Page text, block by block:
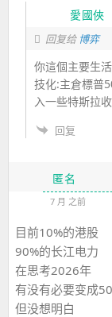
愛國俠
回复给 博弈
你這個主要生
技化:主倉標普
入一些特斯拉
回复
匿名
7 月 之前
目前10%的港股
90%的长江电力
在思考2026年
有没有必要变成
但没想明白